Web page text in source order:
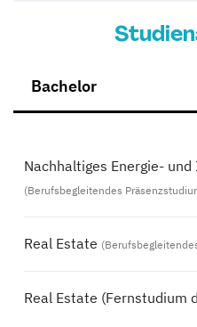
Bachelor
Nachhaltiges Energie-
(Berufsbegleitendes
Real Estate
Real Estate (Fernstudium